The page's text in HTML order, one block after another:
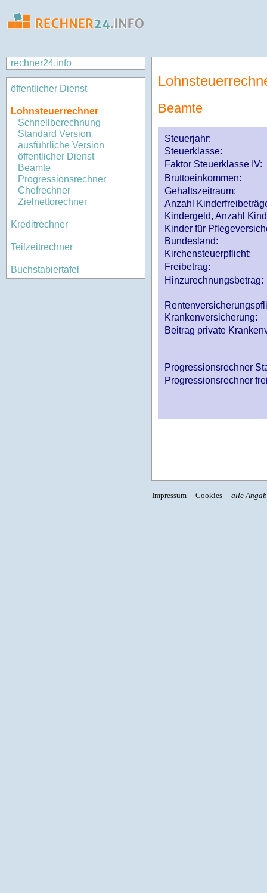
rechner24.info
öffentlicher Dienst
Lohnsteuerrechner
Schnellberechnung
Standard Version
ausführliche Version
öffentlicher Dienst
Beamte
Progressionsrechner
Chefrechner
Zielnettorechner
Kreditrechner
Teilzeitrechner
Buchstabiertafel
Beamte
Steuerjahr:
Steuerklasse:
Faktor Steuerklasse IV:
Bruttoeinkommen:
Gehaltszeitraum:
Anzahl
Kindergeld, Anzahl
Kinder für
Bundesland:
Kirchensteuerpflicht:
Freibetrag:
Hinzurechnungsbetrag:
Krankenversicherung:
Beitrag private
Progressionsrechner
Progressionsrechner
Impressum Cookies alle